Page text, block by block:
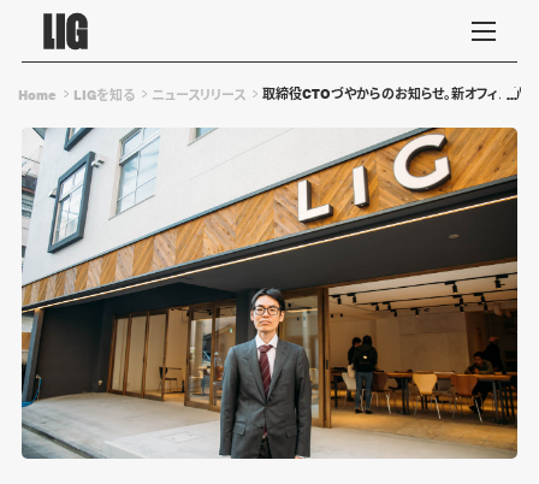
Home LIGを知る ニュースリリース 取締役CTOづやからのお知らせ。新オフィスが完